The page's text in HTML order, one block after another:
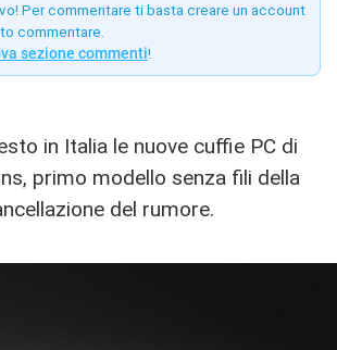
Per commentare ti basta creare un account
commentare.
sezione commenti!
in Italia le nuove cuffie PC di
primo modello senza fili della
del rumore.